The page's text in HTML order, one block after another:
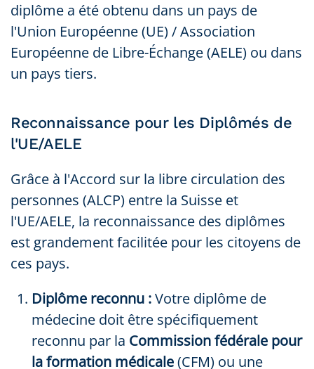
diplôme a été obtenu dans un pays de
l'Union Européenne (UE) / Association
Européenne de Libre-Échange (AELE) ou dans
un pays tiers.
Reconnaissance pour les Diplômés de
l'UE/AELE
Grâce à l'Accord sur la libre circulation des
personnes (ALCP) entre la Suisse et
l'UE/AELE, la reconnaissance des diplômes
est grandement facilitée pour les citoyens de
ces pays.
Diplôme reconnu :Votre diplôme de
médecine doit être spécifiquement
reconnu par la Commission fédérale pour
la formation médicale(CFM) ou une